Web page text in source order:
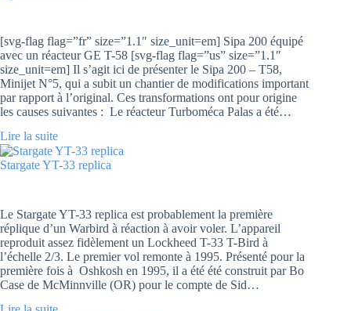
[svg-flag flag=”fr” size=”1.1″ size_unit=em] Sipa 200 équipé
avec un réacteur GE T-58 [svg-flag flag=”us” size=”1.1″
size_unit=em] Il s’agit ici de présenter le Sipa 200 – T58,
Minijet N°5, qui a subit un chantier de modifications important
par rapport à l’original. Ces transformations ont pour origine
les causes suivantes : Le réacteur Turboméca Palas a été…
Lire la suite
Stargate YT-33 replica
Le Stargate YT-33 replica est probablement la première
réplique d’un Warbird à réaction à avoir voler. L’appareil
reproduit assez fidèlement un Lockheed T-33 T-Bird à
l’échelle 2/3. Le premier vol remonte à 1995. Présenté pour la
première fois à Oshkosh en 1995, il a été été construit par Bo
Case de McMinnville (OR) pour le compte de Sid…